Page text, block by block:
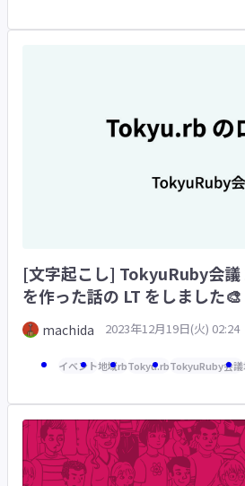
[文字起こし] TokyuRuby会
を作った話の LT をしました🎨
machida 2023年12月19日(火) 02:24
イベント地域rbTokyu.rbTokyuRuby会議